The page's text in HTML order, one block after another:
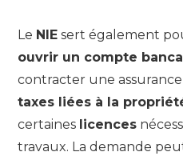
Le NIE sert également
ouvrir un compte
contracter une
taxes liées à la
certaines licences
travaux. La demande